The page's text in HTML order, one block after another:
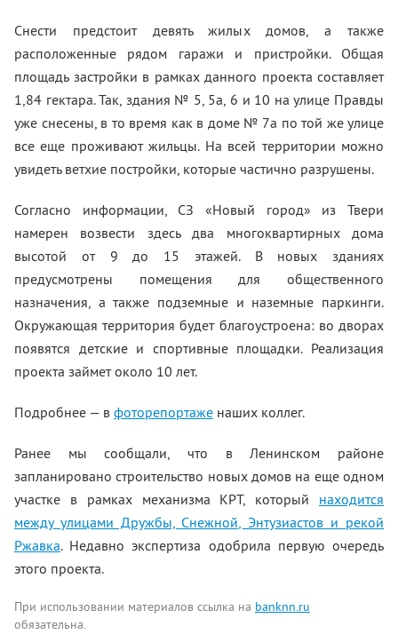
Снести предстоит девять жилых домов, а также
расположенные рядом гаражи и пристройки. Общая
площадь застройки в рамках данного проекта составляет
1,84 гектара. Так, здания № 5, 5а, 6 и 10 на улице Правды
уже снесены, в то время как в доме № 7а по той же улице
все еще проживают жильцы. На всей территории можно
увидеть ветхие постройки, которые частично разрушены.
Согласно информации, СЗ «Новый город» из Твери
намерен возвести здесь два многоквартирных дома
высотой от 9 до 15 этажей. В новых зданиях
предусмотрены помещения для общественного
назначения, а также подземные и наземные паркинги.
Окружающая территория будет благоустроена: во дворах
появятся детские и спортивные площадки. Реализация
проекта займет около 10 лет.
Подробнее — в фоторепортаже наших коллег.
Ранее мы сообщали, что в Ленинском районе
запланировано строительство новых домов на еще одном
участке в рамках механизма КРТ, который находится
между улицами Дружбы, Снежной, Энтузиастов и рекой
Ржавка. Недавно экспертиза одобрила первую очередь
этого проекта.
При использовании материалов ссылка на banknn.ru
обязательна.